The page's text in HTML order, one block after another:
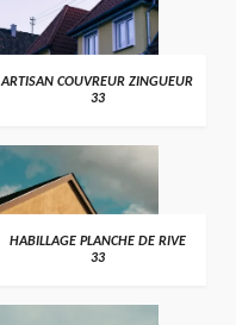
ARTISAN COUVREUR ZINGUEUR
33
HABILLAGE PLANCHE DE RIVE
33